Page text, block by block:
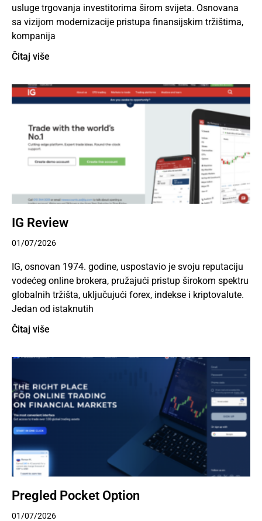
usluge trgovanja investitorima širom svijeta. Osnovana
sa vizijom modernizacije pristupa finansijskim tržištima,
kompanija
Čitaj više
IG Review
01/07/2026
IG, osnovan 1974. godine, uspostavio je svoju reputaciju
vodećeg online brokera, pružajući pristup širokom spektru
globalnih tržišta, uključujući forex, indekse i kriptovalute.
Jedan od istaknutih
Čitaj više
Pregled Pocket Option
01/07/2026